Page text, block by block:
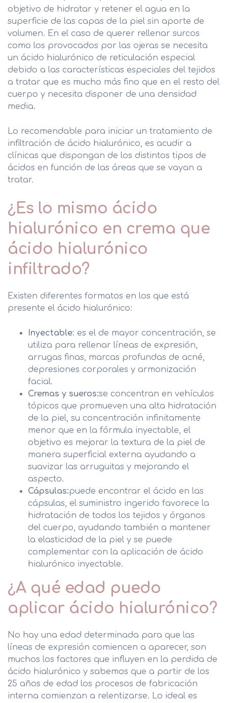
objetivo de hidratar y retener el agua en la
superficie de las capas de la piel sin aporte de
volumen. En el caso de querer rellenar surcos
como los provocados por las ojeras se necesita
un ácido hialurónico de reticulación especial
debido a las características especiales del tejidos
a tratar que es mucho más fino que en el resto del
cuerpo y necesita disponer de una densidad
media.
Lo recomendable para iniciar un tratamiento de
infiltración de ácido hialurónico, es acudir a
clínicas que dispongan de los distintos tipos de
ácidos en función de las áreas que se vayan a
tratar.
¿Es lo mismo ácido
hialurónico en crema que
ácido hialurónico
infiltrado?
Existen diferentes formatos en los que está
presente el ácido hialurónico:
Inyectable: es el de mayor concentración, se
utiliza para rellenar líneas de expresión,
arrugas finas, marcas profundas de acné,
depresiones corporales y armonización
facial.
Cremas y sueros:se concentran en vehículos
tópicos que promueven una alta hidratación
de la piel, su concentración infinitamente
menor que en la fórmula inyectable, el
objetivo es mejorar la textura de la piel de
manera superficial externa ayudando a
suavizar las arruguitas y mejorando el
aspecto.
Cápsulas:puede encontrar el ácido en las
cápsulas, el suministro ingerido favorece la
hidratación de todos los tejidos y órganos
del cuerpo, ayudando también a mantener
la elasticidad de la piel y se puede
complementar con la aplicación de ácido
hialurónico inyectable.
¿A qué edad puedo
aplicar ácido hialurónico?
No hay una edad determinada para que las
líneas de expresión comiencen a aparecer, son
muchos los factores que influyen en la perdida de
ácido hialurónico y sabemos que a partir de los
25 años de edad los procesos de fabricación
interna comienzan a relentizarse. Lo ideal es